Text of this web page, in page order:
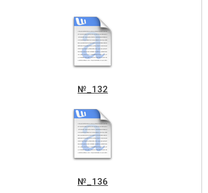
golos-vukonkom-_0002
golos-vukonkom-_0006
№_132
№_136